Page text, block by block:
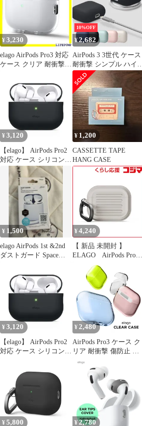
AirPods Pro 3 エアーポ
ッズプロ3 エアポッツ
プロ 第3世代 対応 case
CLEA スパレント 2718
¥3,230
elago AirPods Pro3 対応
ケース クリア 耐衝撃
ワイヤレス充電 対応 シ
ンプル クリアケース
AirPods Pro 3 エアーポ
ッズプロ3 エアポッツ
プロ 第3世代 対応 case
CLEA スパレント 2718
10%OFF
¥2,682
AirPods 3 3世代 ケース
耐衝撃 シンプル ハイブ
リッド シリコン 加工
ハード カバー AirPods 3
ケース AirPods3 エアポ
ッズ 第3世代 対応 elago
LIQUID HYBRID
¥ 3,120
【elago】 AirPods Pro2
対応 ケース シリコン
カバー ストラップホー
ル 使用可能 耐衝撃 シ
リコンカバー 衝撃 吸収
スリム ソフト ケースカ
バー 傷防止 落下防止
保護 アクセサリー [
Apple AirPodsPro2
MQD83J
¥ 1,200
CASSETTE TAPE
HANG CASE
¥ 1,500
elago AirPods 1st &2nd
ダストガード Space
¥ 4,240
【 新品 未開封 】
ELAGO AirPods Pro3
対応 ケース 耐衝撃 落
下防止 カラビナ 付 お
しゃれ カバー ワイヤレ
ス充電 対応 ストーン
EL_A3PCSSCAG_ST 未
使用 送料無料
¥ 3,120
【elago】 AirPods Pro2
対応 ケース シリコン
リコンカバー 衝撃 吸収
スリム ソフト ケースカ
バー 傷防止 落下防止
保護 アクセサリー [
Apple AirPodsPro2
MQD83J
¥ 2,480
AirPods Pro3 ケース ク
リア 耐衝撃 傷防止 お
しゃれ カバー シンプル
クリアケース AirPods
Pro 3 エアポッツプロ
第3世代 対応 elago
CLEAR CASE
¥ 5,800 ¥2,780